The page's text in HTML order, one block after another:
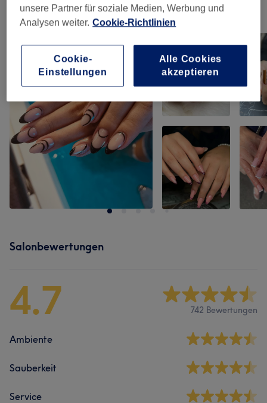
Unsere Arbeit
Bild anklicken für weitere Details
Salonbewertungen
4.7 742 Bewertungen
Ambiente
Sauberkeit
Service
unsere Partner für soziale Medien, Werbung und
Analysen weiter. Cookie-Richtlinien
Alle Cookies
akzeptieren
Cookie-
Einstellungen